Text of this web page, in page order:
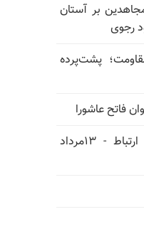
بر آستان
رجوی
پشت‌پرده
فاتح عاشورا
پیام به نیروهای خواهان ارتباط - ۱۳مرداد